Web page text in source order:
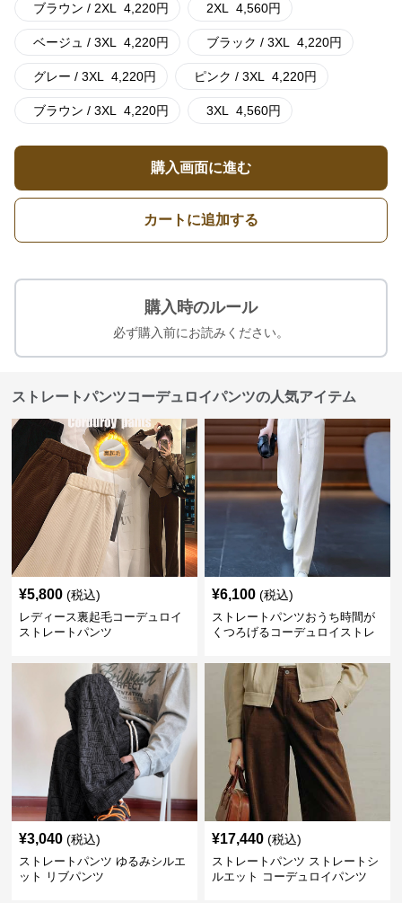
ブラウン / 2XL 4,220円 2XL 4,560円
ベージュ / 3XL 4,220円 ブラック / 3XL 4,220円
グレー / 3XL 4,220円 ピンク / 3XL 4,220円
ブラウン / 3XL 4,220円 3XL 4,560円
購入画面に進む
カートに追加する
購入時のルール
必ず購入前にお読みください。
ストレートパンツコーデュロイパンツの人気アイテム
¥5,800 (税込)
レディース裏起毛コーデュロイ
ストレートパンツ
¥6,100 (税込)
ストレートパンツおうち時間が
くつろげるコーデュロイストレ
¥3,040 (税込)
ストレートパンツ ゆるみシルエ
ット リブパンツ
¥17,440 (税込)
ストレートパンツ ストレートシ
ルエット コーデュロイパンツ